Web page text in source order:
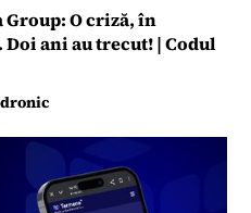
Group: O criză, în
ani au trecut! | Codul